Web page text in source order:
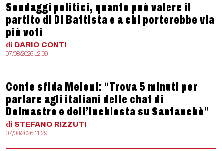
Sondaggi politici, quanto può valere il
partito di Di Battista e a chi porterebbe via
più voti
di DARIO CONTI
07/08/2026 12:09
Conte sfida Meloni: “Trova 5 minuti per
parlare agli italiani delle chat di
Delmastro e dell’inchiesta su Santanchè”
di STEFANO RIZZUTI
07/08/2026 11:29